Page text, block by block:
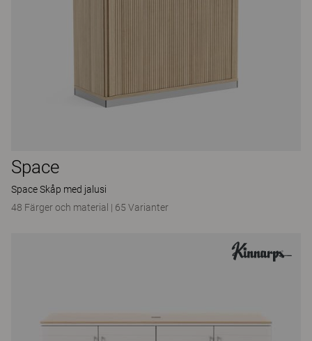
Space
Space Skåp med jalusi
48 Färger och material | 65 Varianter